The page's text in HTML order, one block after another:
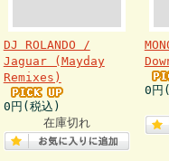
DJ ROLANDO /
Jaguar (Mayday
Remixes)
0円(税込)
在庫切れ
0円